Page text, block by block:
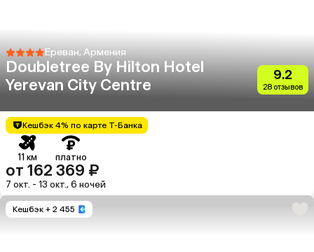
Ереван, Армения
Doubletree By Hilton Hotel
Yerevan City Centre
9.2
28 отзывов
Кешбэк 4% по карте Т-Банка
11 км платно
от 162 369 ₽
7 окт. - 13 окт., 6 ночей
Кешбэк + 2 455